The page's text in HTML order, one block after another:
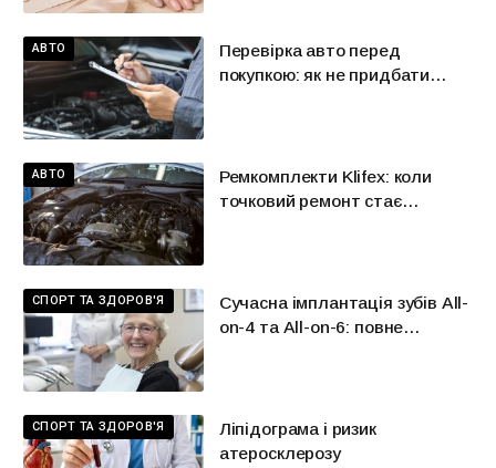
АВТО
Перевірка авто перед
покупкою: як не придбати
АВТО
Ремкомплекти Klifex: коли
точковий ремонт стає
СПОРТ ТА ЗДОРОВ'Я
Сучасна імплантація зубів All-
on-4 та All-on-6: повне
СПОРТ ТА ЗДОРОВ'Я
Ліпідограма і ризик
атеросклерозу